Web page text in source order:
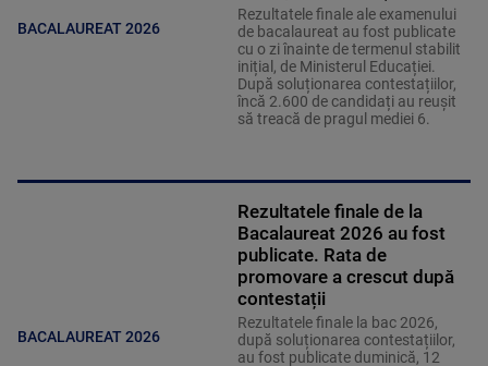
BACALAUREAT 2026
Rezultatele finale ale examenului
de bacalaureat au fost publicate
cu o zi înainte de termenul stabilit
inițial, de Ministerul Educației.
După soluționarea contestațiilor,
încă 2.600 de candidați au reușit
să treacă de pragul mediei 6.
BACALAUREAT 2026
Rezultatele finale de la
Bacalaureat 2026 au fost
publicate. Rata de
promovare a crescut după
contestații
Rezultatele finale la bac 2026,
după soluționarea contestațiilor,
au fost publicate duminică, 12